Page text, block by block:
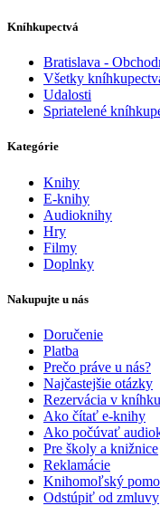
Kníhkupectvá
Bratislava -
Všetky
Udalosti
Spriatelené
Kategórie
Knihy
E-knihy
Audioknihy
Hry
Filmy
Doplnky
Nakupujte u nás
Doručenie
Platba
Prečo práve u nás?
Najčastejšie otázky
Rezervácia v
Ako čítať e-knihy
Ako počúvať
Pre školy a knižnice
Reklamácie
Knihomoľský
Odstúpiť od zmluvy